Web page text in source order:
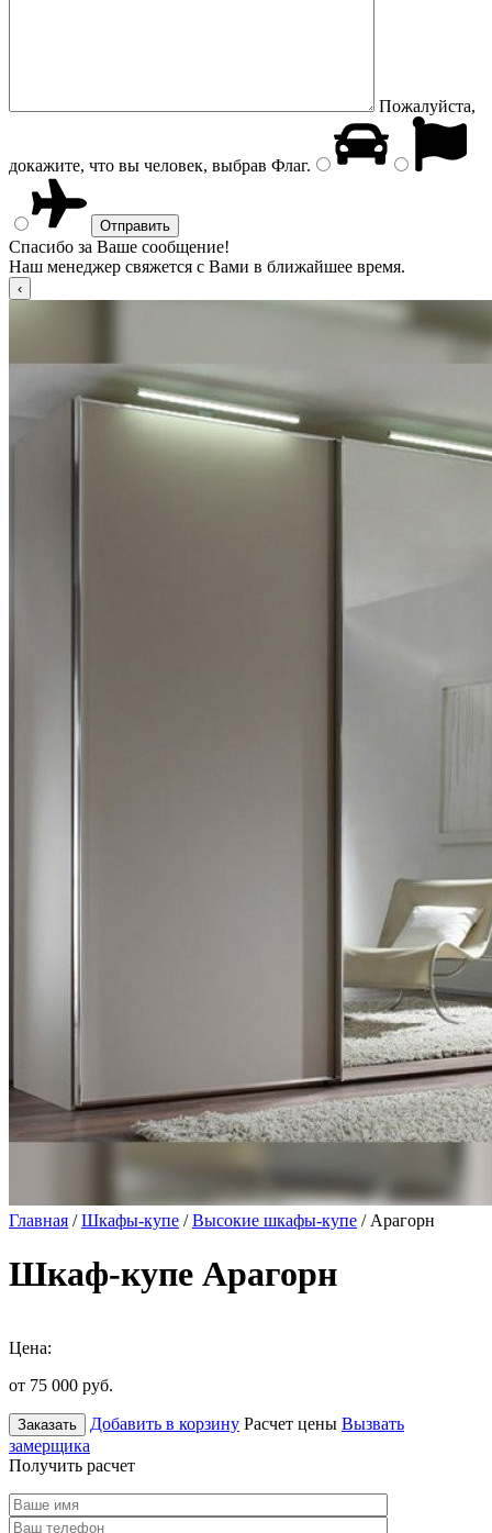
Пожалуйста,
докажите, что вы человек, выбрав Флаг.
Спасибо за Ваше сообщение!
Наш менеджер свяжется с Вами в ближайшее время.
Главная /Шкафы-купе /Высокие шкафы-купе / Арагорн
Шкаф-купе Арагорн
Цена:
от 75 000 руб.
Заказать Добавить в корзину Расчет цены Вызвать
замерщика
Получить расчет